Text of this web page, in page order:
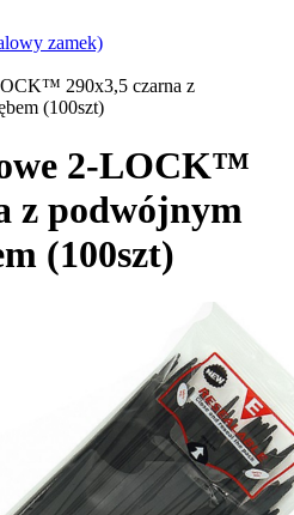
zamek)
290x3,5 czarna z
(100szt)
2-LOCK™
z podwójnym
(100szt)